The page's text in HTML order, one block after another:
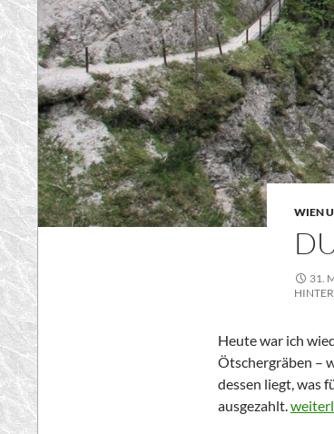
WIEN
31.
Heute war ich
Ötschergräben –
dessen liegt, was
ausgezahlt.Durch